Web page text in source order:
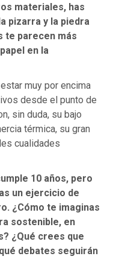
materiales, has
pizarra y la piedra
te parecen más
en la
muy por encima
desde el punto de
sin duda, su bajo
térmica, su gran
cualidades
10 años, pero
un ejercicio de
¿Cómo te imaginas
sostenible, en
¿Qué crees que
debates seguirán